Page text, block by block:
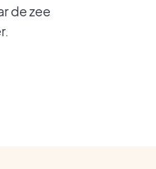
de zee